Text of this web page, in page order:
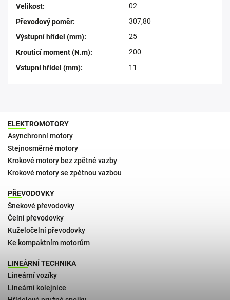
Velikost:
02
Převodový poměr:
307,80
Výstupní hřídel (mm):
25
Krouticí moment (N.m):
200
Vstupní hřídel (mm): 11
ELEKTROMOTORY
Asynchronní motory
Stejnosměrné motory
Krokové motory bez zpětné vazby
Krokové motory se zpětnou vazbou
PŘEVODOVKY
Šnekové převodovky
Čelní převodovky
Kuželočelní převodovky
Ke kompaktním motorům
LINEÁRNÍ TECHNIKA
Lineární vozíky
Lineární kolejnice